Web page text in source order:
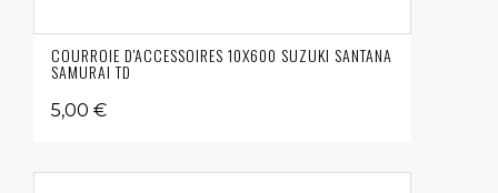
COURROIE D'ACCESSOIRES 10X600 SUZUKI SANTANA
SAMURAI TD
5,00 €